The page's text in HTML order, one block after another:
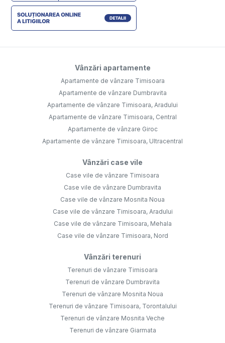
Vânzări apartamente
Apartamente de vânzare Timisoara
Apartamente de vânzare Dumbravita
Apartamente de vânzare Timisoara, Aradului
Apartamente de vânzare Timisoara, Central
Apartamente de vânzare Giroc
Apartamente de vânzare Timisoara, Ultracentral
Vânzări case vile
Case vile de vânzare Timisoara
Case vile de vânzare Dumbravita
Case vile de vânzare Mosnita Noua
Case vile de vânzare Timisoara, Aradului
Case vile de vânzare Timisoara, Mehala
Case vile de vânzare Timisoara, Nord
Vânzări terenuri
Terenuri de vânzare Timisoara
Terenuri de vânzare Dumbravita
Terenuri de vânzare Mosnita Noua
Terenuri de vânzare Timisoara, Torontalului
Terenuri de vânzare Mosnita Veche
Terenuri de vânzare Giarmata